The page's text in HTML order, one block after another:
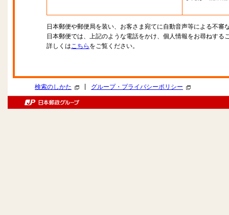
日本郵便や郵便局を装い、お客さま宛てに自動音声等による不審
日本郵便では、上記のような電話をかけ、個人情報をお尋ねする
詳しくはこちら をご覧ください。
検索のしかた グループ・プライバシーポリシー